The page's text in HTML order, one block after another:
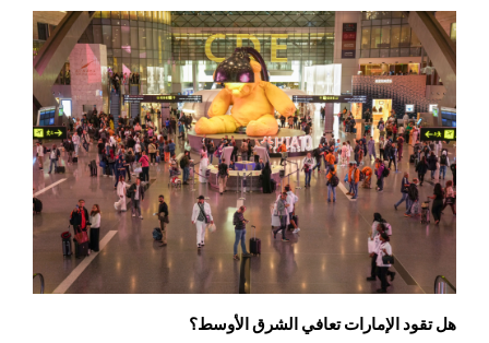
هل تقود الإمارات تعافي الشرق الأوسط؟